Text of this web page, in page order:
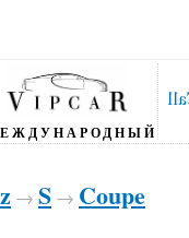
→ S → Coupe